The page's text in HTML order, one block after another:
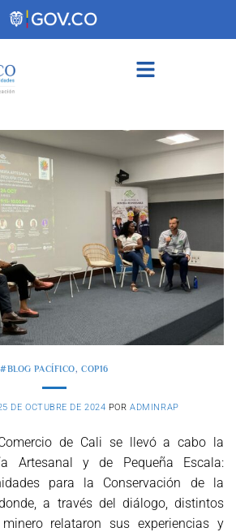
#BLOG PACÍFICO,COP16
DE OCTUBRE DE 2024 PORADMINRAP
de Cali se llevó a cabo la
Artesanal y de Pequeña Escala:
para la Conservación de la
a través del diálogo, distintos
relataron sus experiencias y